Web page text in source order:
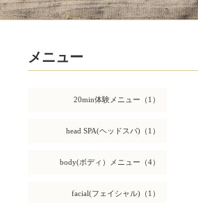
20min体験メニュー（1）
head SPA(ヘッドスパ)（1）
body(ボディ）メニュー（4）
facial(フェイシャル)（1）
メニュー